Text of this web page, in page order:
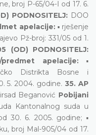
broj P-65/04-I od 17. 6.
PODNOSITELJ: DOO
apelacije:▪ rješenje
Pž-broj: 331/05 od 1.
(OD) PODNOSITELJ:
apelacije:▪
Distrikta Bosne i
5. 2004. godine.35. AP
Beganović Pobijani
Kantonalnog suda u
30. 6. 2005. godine; ▪
broj Mal-905/04 od 17.